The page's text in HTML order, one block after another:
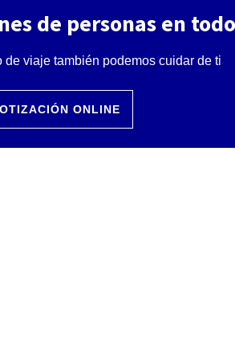
de personas en
de viaje también podemos cuidar de ti
ONLINE